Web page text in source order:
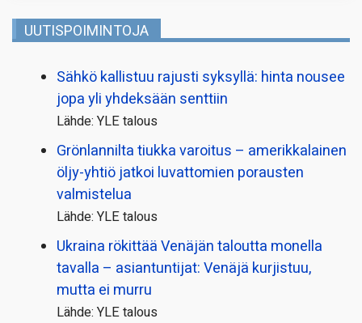
UUTISPOIMINTOJA
Sähkö kallistuu rajusti syksyllä: hinta nousee
jopa yli yhdeksään senttiin
Lähde: YLE talous
Grönlannilta tiukka varoitus – amerikkalainen
öljy-yhtiö jatkoi luvattomien porausten
valmistelua
Lähde: YLE talous
Ukraina rökittää Venäjän taloutta monella
tavalla – asiantuntijat: Venäjä kurjistuu,
mutta ei murru
Lähde: YLE talous